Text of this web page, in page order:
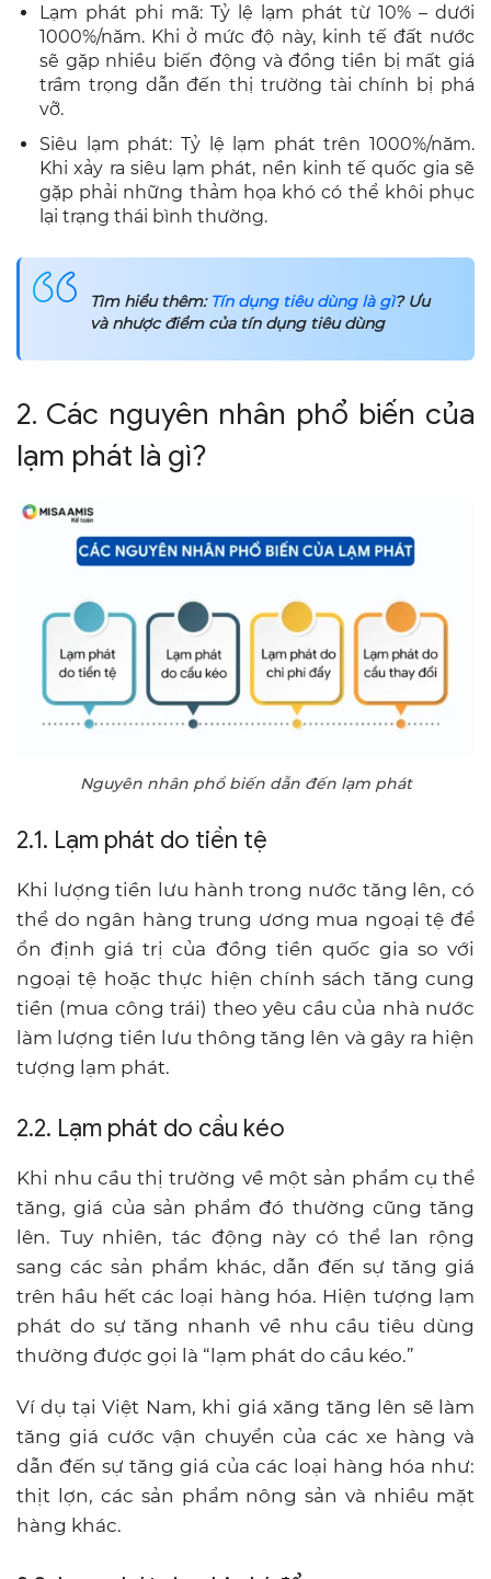
Lạm phát phi mã: Tỷ lệ lạm phát từ 10% – dưới
1000%/năm. Khi ở mức độ này, kinh tế đất nước
sẽ gặp nhiều biến động và đồng tiền bị mất giá
trầm trọng dẫn đến thị trường tài chính bị phá
vỡ.
Siêu lạm phát: Tỷ lệ lạm phát trên 1000%/năm.
Khi xảy ra siêu lạm phát, nền kinh tế quốc gia sẽ
gặp phải những thảm họa khó có thể khôi phục
lại trạng thái bình thường.
Tìm hiểu thêm: Tín dụng tiêu dùng là gì? Ưu
và nhược điểm của tín dụng tiêu dùng
2. Các nguyên nhân phổ biến của
lạm phát là gì?
Nguyên nhân phổ biến dẫn đến lạm phát
2.1. Lạm phát do tiền tệ
Khi lượng tiền lưu hành trong nước tăng lên, có
thể do ngân hàng trung ương mua ngoại tệ để
ổn định giá trị của đồng tiền quốc gia so với
ngoại tệ hoặc thực hiện chính sách tăng cung
tiền (mua công trái) theo yêu cầu của nhà nước
làm lượng tiền lưu thông tăng lên và gây ra hiện
tượng lạm phát.
2.2. Lạm phát do cầu kéo
Khi nhu cầu thị trường về một sản phẩm cụ thể
tăng, giá của sản phẩm đó thường cũng tăng
lên. Tuy nhiên, tác động này có thể lan rộng
sang các sản phẩm khác, dẫn đến sự tăng giá
trên hầu hết các loại hàng hóa. Hiện tượng lạm
phát do sự tăng nhanh về nhu cầu tiêu dùng
thường được gọi là “lạm phát do cầu kéo.”
Ví dụ tại Việt Nam, khi giá xăng tăng lên sẽ làm
tăng giá cước vận chuyển của các xe hàng và
dẫn đến sự tăng giá của các loại hàng hóa như:
thịt lợn, các sản phẩm nông sản và nhiều mặt
hàng khác.